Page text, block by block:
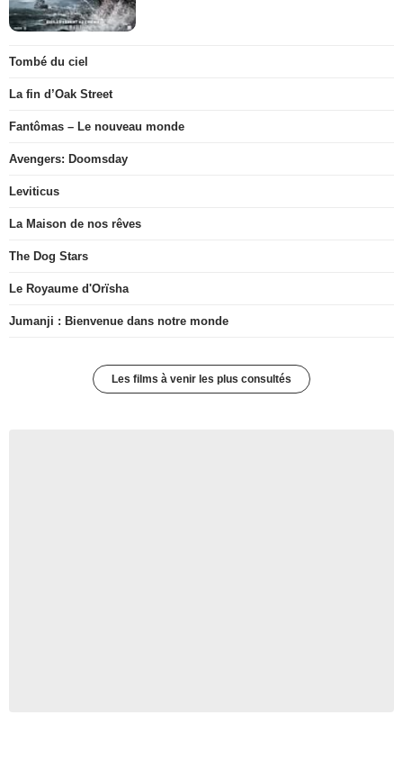
Tombé du ciel
La fin d’Oak Street
Fantômas – Le nouveau monde
Avengers: Doomsday
Leviticus
La Maison de nos rêves
The Dog Stars
Le Royaume d'Orïsha
Jumanji : Bienvenue dans notre monde
Les films à venir les plus consultés